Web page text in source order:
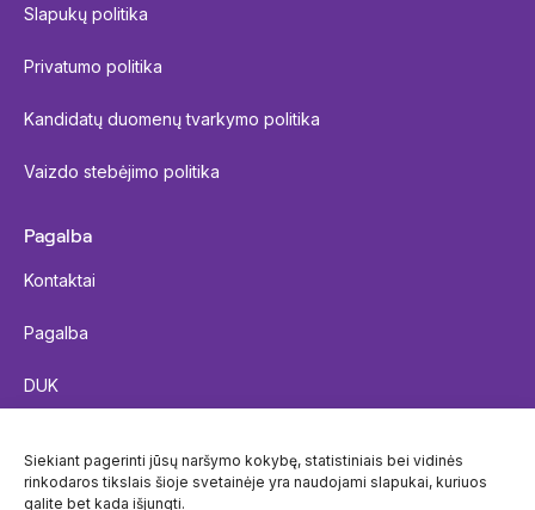
Siekiant pagerinti jūsų naršymo kokybę, statistiniais bei vidinės
rinkodaros tikslais šioje svetainėje yra naudojami slapukai, kuriuos
galite bet kada išjungti.
Slapukų politika
Privatumo politika
Kandidatų duomenų tvarkymo politika
Vaizdo stebėjimo politika
Pagalba
Kontaktai
Pagalba
DUK
Siuntos sekimas